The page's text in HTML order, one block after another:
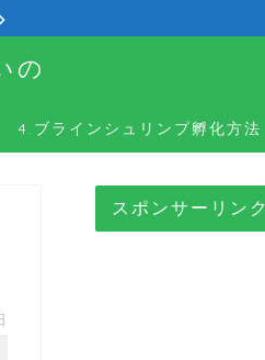
の
4.ブラインシュリンプ孵化方法
スポンサーリンク